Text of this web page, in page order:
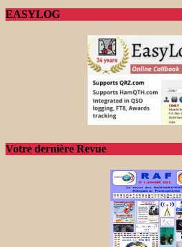
EASYLOG
Votre dernière Revue